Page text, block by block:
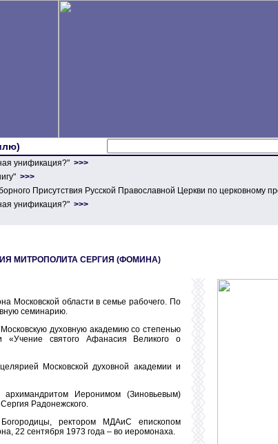
унификация?" >>>
>>>
Присутствия Русской Православной Церкви по церковному
унификация?" >>>
МИТРОПОЛИТА СЕРГИЯ (ФОМИНА)
Московской области в семье рабочего. По
семинарию.
духовную академию со степенью
«Учение святого Афанасия Великого о
Московской духовной академии и
Иеронимом (Зиновьевым)
Радонежского.
ректором МДАиС епископом
22 сентября 1973 года – во иеромонаха.